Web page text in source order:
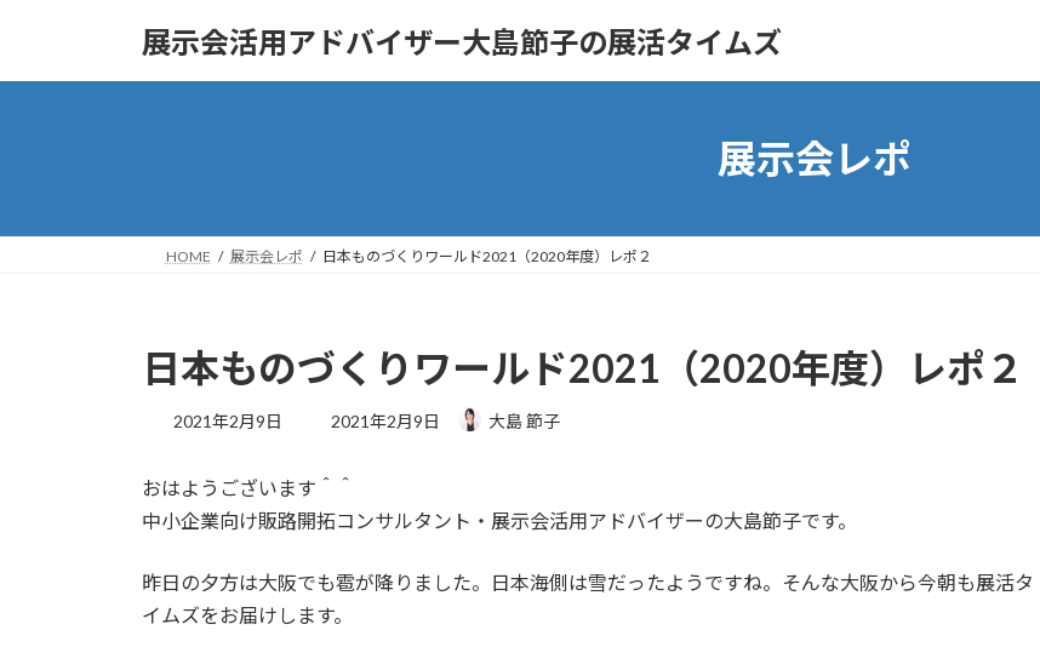
展示会活用アドバイザー大島節子の展活タイムズ
展示会レポ
HOME 展示会レポ 日本ものづくりワールド2021（2020年度）レポ２
日本ものづくりワールド2021（2020年度）レポ２
2021年2月9日
最
日
2021年2月9日 大島 節子
おはようございます＾＾
中小企業向け販路開拓コンサルタント・展示会活用アドバイザーの大島節子です。
昨日の夕方は大阪でも雹が降りました。日本海側は雪だったようですね。そんな大阪から今朝も展活タ
イムズをお届けします。